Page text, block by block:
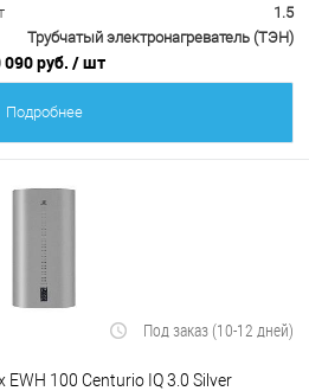
1.5
Трубчатый электронагреватель (ТЭН)
090 руб. / шт
Подробнее
Под заказ (10-12 дней)
100 Centurio IQ 3.0 Silver